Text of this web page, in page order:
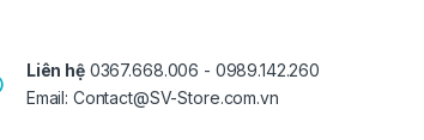
Liên hệ0367.668.006 - 0989.142.260
Email: Contact@SV-Store.com.vn